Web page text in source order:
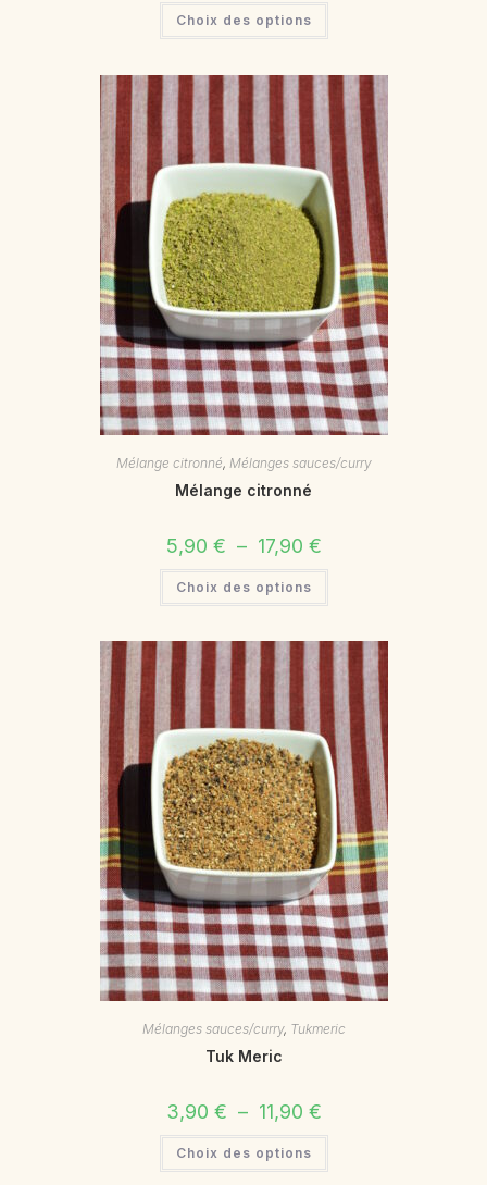
Choix des options
Mélange citronné, Mélanges sauces/curry
Mélange citronné
5,90 € – 17,90 €
Choix des options
Mélanges sauces/curry, Tukmeric
Tuk Meric
3,90 € – 11,90 €
Choix des options